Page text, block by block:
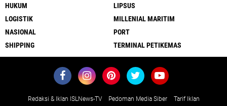
HUKUM
LIPSUS
LOGISTIK
MILLENIAL MARITIM
NASIONAL
PORT
SHIPPING
TERMINAL PETIKEMAS
Redaksi & Iklan ISLNews-TV Pedoman Media Siber Tarif Iklan